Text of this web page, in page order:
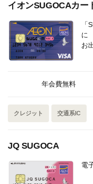
イオンSUGOCAカー
に
お
年会費無料
クレジット 交通系IC
JQ SUGOCA
電